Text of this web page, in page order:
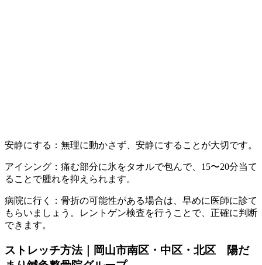
安静にする：無理に動かさず、安静にすることが大切です。
アイシング：痛む部分に氷をタオルで包んで、15〜20分当て
ることで腫れを抑えられます。
病院に行く：骨折の可能性がある場合は、早めに医師に診て
もらいましょう。レントゲン検査を行うことで、正確に判断
できます。
ストレッチ方法｜岡山市南区・中区・北区 陽だ